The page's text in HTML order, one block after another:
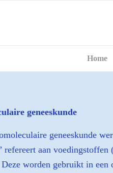
Home
geneeskunde
geneeskunde
refereert aan
worden gebruikt in